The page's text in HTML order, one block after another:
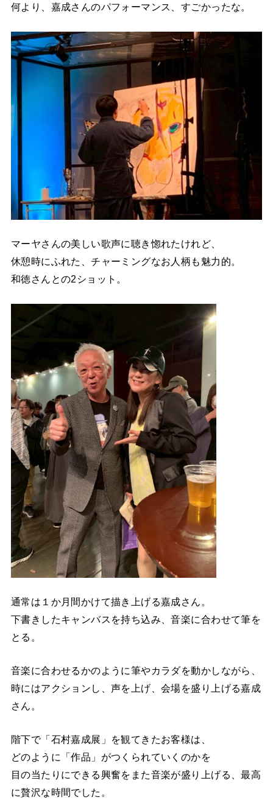
何より、嘉成さんのパフォーマンス、すごかったな。
マーヤさんの美しい歌声に聴き惚れたけれど、
休憩時にふれた、チャーミングなお人柄も魅力的。
和徳さんとの2ショット。
通常は１か月間かけて描き上げる嘉成さん。
下書きしたキャンバスを持ち込み、音楽に合わせて筆を
とる。
音楽に合わせるかのように筆やカラダを動かしながら、
時にはアクションし、声を上げ、会場を盛り上げる嘉成
さん。
階下で「石村嘉成展」を観てきたお客様は、
どのように「作品」がつくられていくのかを
目の当たりにできる興奮をまた音楽が盛り上げる、最高
に贅沢な時間でした。